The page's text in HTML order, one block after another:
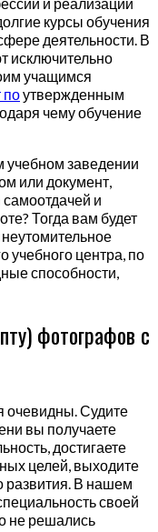
и реализации
курсы обучения
деятельности. В
исключительно
учащимся
поутвержденным
чему обучение
учебном заведении
или документ,
самоотдачей и
Тогда вам будет
учебного центра, по
способности,
фотографов с
очевидны. Судите
вы получаете
достигаете
целей, выходите
развития. В нашем
своей
не решались